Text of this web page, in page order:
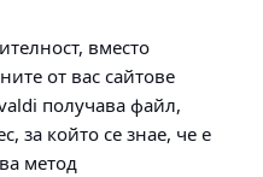
вместо
от вас сайтове
получава файл,
за който се знае, че е
метод